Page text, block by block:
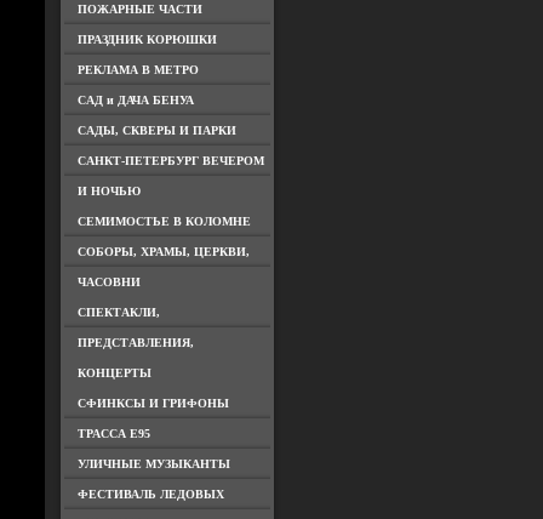
ПОЖАРНЫЕ ЧАСТИ
ПРАЗДНИК КОРЮШКИ
РЕКЛАМА В МЕТРО
САД и ДАЧА БЕНУА
САДЫ, СКВЕРЫ И ПАРКИ
САНКТ-ПЕТЕРБУРГ ВЕЧЕРОМ
И НОЧЬЮ
СЕМИМОСТЬЕ В КОЛОМНЕ
СОБОРЫ, ХРАМЫ, ЦЕРКВИ,
ЧАСОВНИ
СПЕКТАКЛИ,
ПРЕДСТАВЛЕНИЯ,
КОНЦЕРТЫ
СФИНКСЫ И ГРИФОНЫ
ТРАССА Е95
УЛИЧНЫЕ МУЗЫКАНТЫ
ФЕСТИВАЛЬ ЛЕДОВЫХ